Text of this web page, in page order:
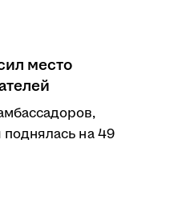
место
на 49